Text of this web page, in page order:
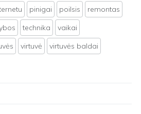
pinigai poilsis
remontas
technika
vaikai
virtuvė
virtuvės baldai